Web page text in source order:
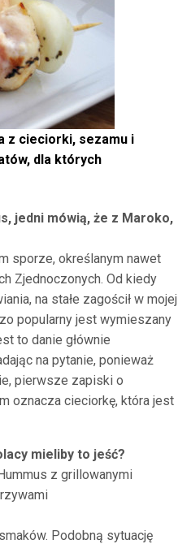
z cieciorki, sezamu i
dla których
jedni mówią, że z Maroko,
sporze, określanym nawet
Zjednoczonych. Od kiedy
na stałe zagościł w mojej
popularny jest wymieszany
to danie głównie
na pytanie, ponieważ
pierwsze zapiski o
oznacza cieciorkę, która jest
mieliby to jeść?
Podobną sytuację